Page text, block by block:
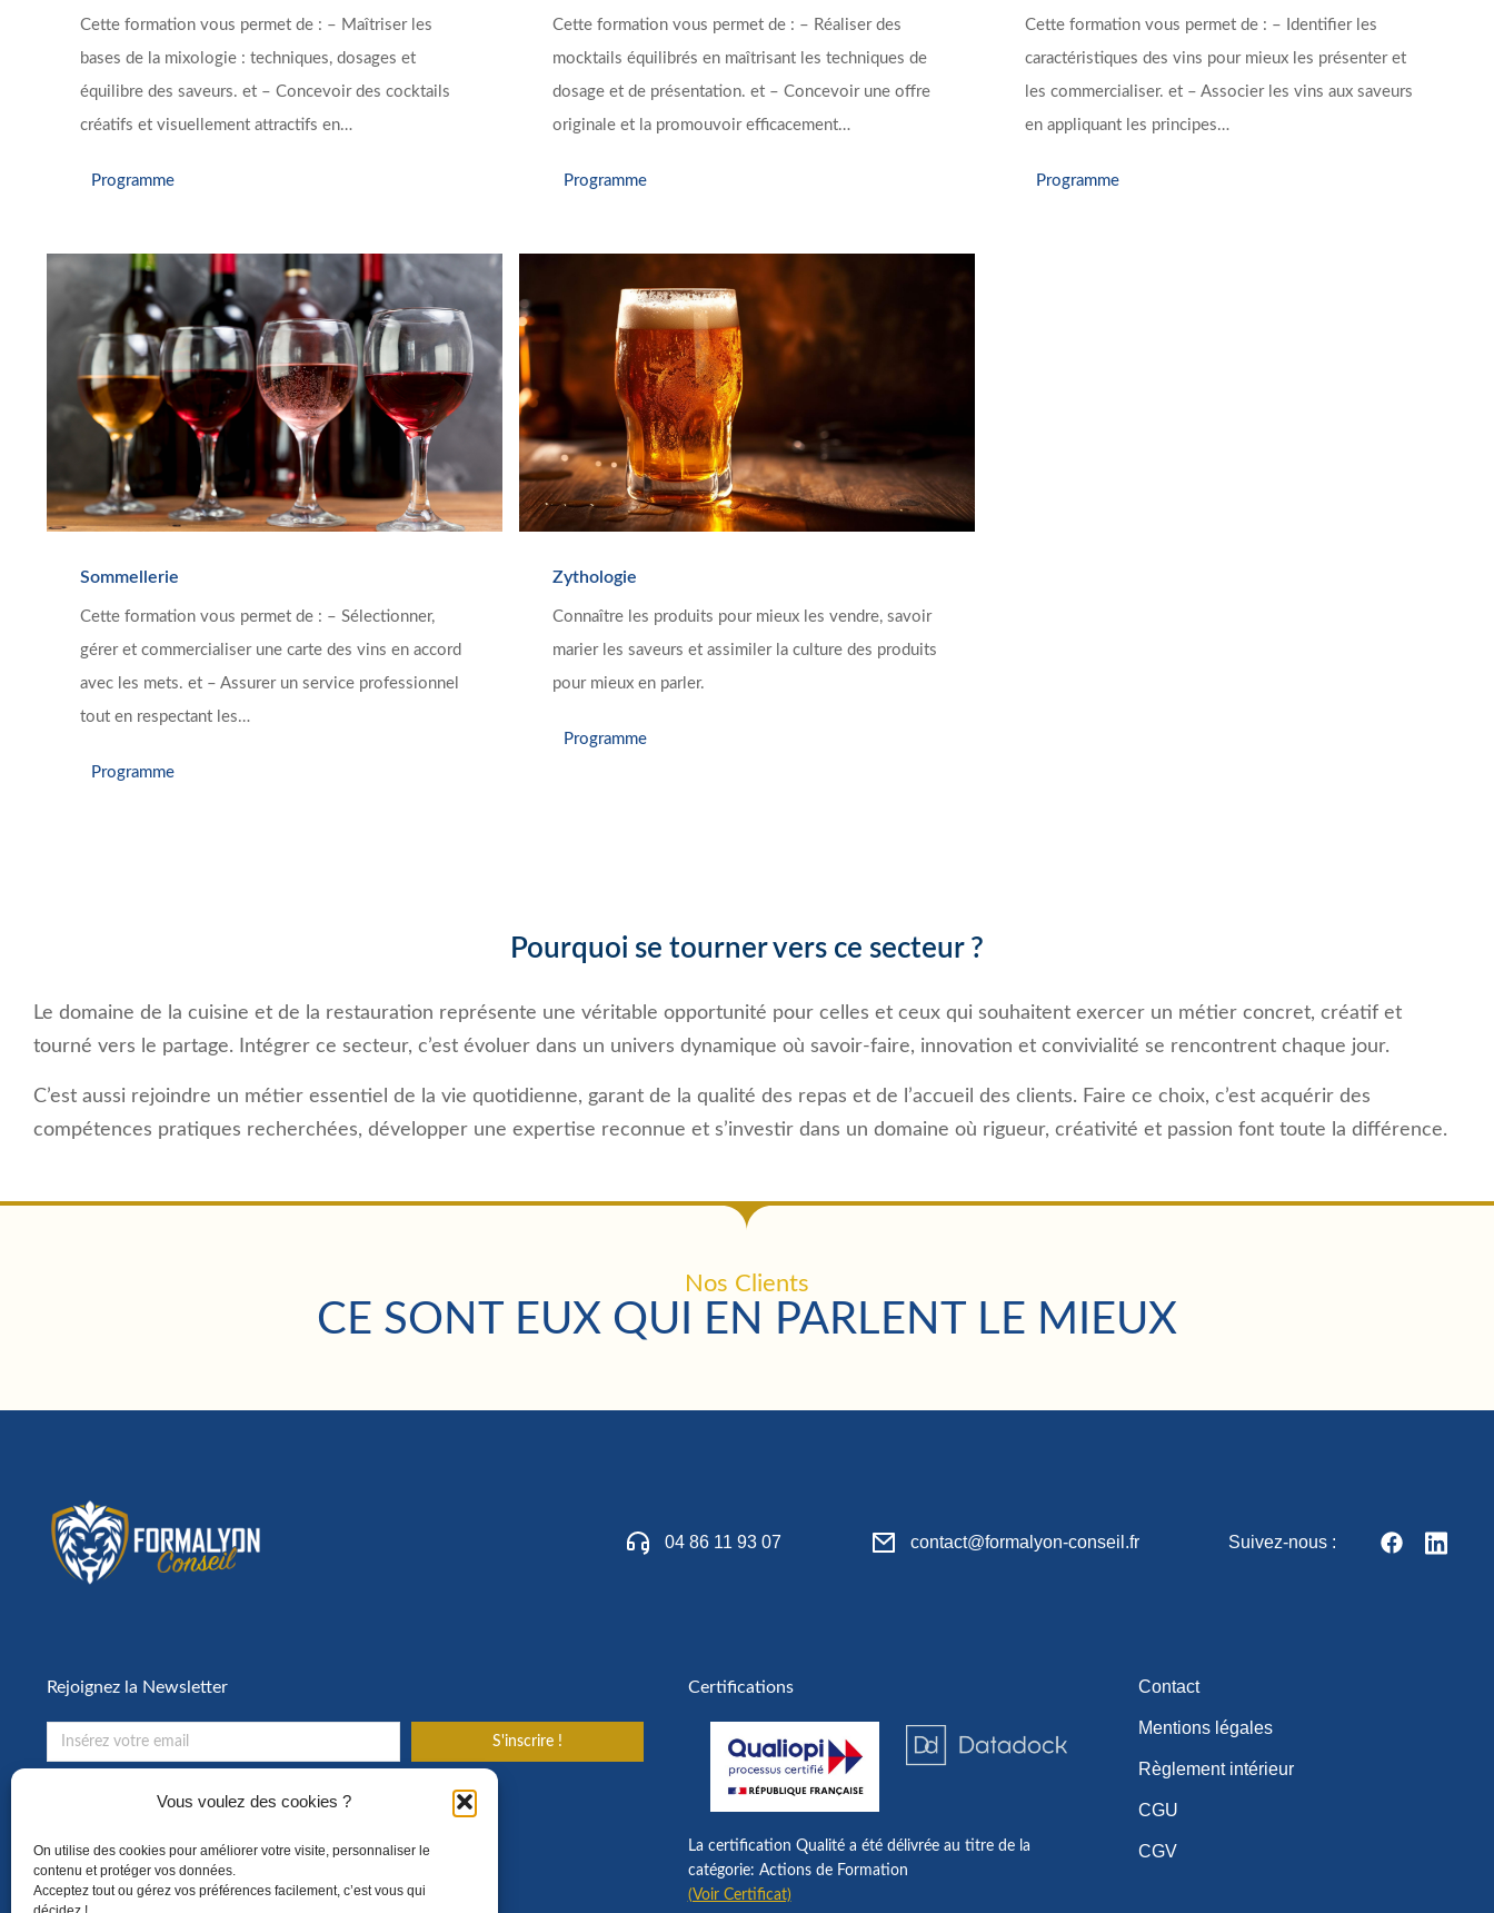
Vous voulez des cookies ?
On utilise des cookies pour améliorer votre visite, personnaliser le
contenu et protéger vos données.
Acceptez tout ou gérez vos préférences facilement, c’est vous qui
Cette formation vous permet de : – Maîtriser les
bases de la mixologie : techniques, dosages et
équilibre des saveurs. et – Concevoir des cocktails
créatifs et visuellement attractifs en…
Programme
Cette formation vous permet de : – Réaliser des
mocktails équilibrés en maîtrisant les techniques de
dosage et de présentation. et – Concevoir une offre
originale et la promouvoir efficacement…
Programme
Cette formation vous permet de : – Identifier les
caractéristiques des vins pour mieux les présenter et
les commercialiser. et – Associer les vins aux saveurs
en appliquant les principes…
Programme
Sommellerie
Cette formation vous permet de : – Sélectionner,
gérer et commercialiser une carte des vins en accord
avec les mets. et – Assurer un service professionnel
tout en respectant les…
Programme
Zythologie
Connaître les produits pour mieux les vendre, savoir
marier les saveurs et assimiler la culture des produits
pour mieux en parler.
Programme
Pourquoi se tourner vers ce secteur ?
Le domaine de la cuisine et de la restauration représente une véritable opportunité pour celles et ceux qui souhaitent exercer un métier concret, créatif et
tourné vers le partage. Intégrer ce secteur, c’est évoluer dans un univers dynamique où savoir-faire, innovation et convivialité se rencontrent chaque jour.
C’est aussi rejoindre un métier essentiel de la vie quotidienne, garant de la qualité des repas et de l’accueil des clients. Faire ce choix, c’est acquérir des
compétences pratiques recherchées, développer une expertise reconnue et s’investir dans un domaine où rigueur, créativité et passion font toute la différence.
Nos Clients
CE SONT EUX QUI EN PARLENT LE MIEUX
04 86 11 93 07 contact@formalyon-conseil.fr Suivez-nous :
Rejoignez la Newsletter
S'inscrire !
Toute l’actualité de la formation en entreprise !
Certifications
La certification Qualité a été délivrée au titre de la
catégorie: Actions de Formation
(Voir Certificat)
Contact
Mentions légales
Règlement intérieur
CGU
CGV